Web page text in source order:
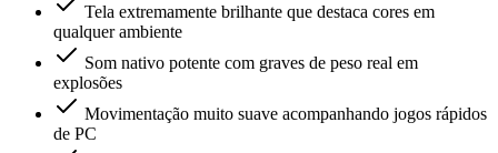
Tela extremamente brilhante que destaca cores em
qualquer ambiente
Som nativo potente com graves de peso real em
explosões
Movimentação muito suave acompanhando jogos rápidos
de PC